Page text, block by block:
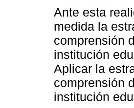
Ante esta
medida la
comprensión
institución
Aplicar la
comprensión
institución